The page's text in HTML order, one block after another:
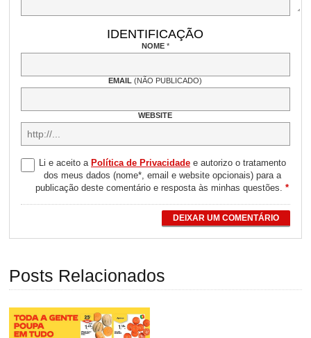
IDENTIFICAÇÃO
NOME *
EMAIL(NÃO PUBLICADO)
WEBSITE
Li e aceito a Política de Privacidadee autorizo o tratamento
dos meus dados (nome*, email e website opcionais) para a
publicação deste comentário e resposta às minhas questões.*
DEIXAR UM COMENTÁRIO
Posts Relacionados